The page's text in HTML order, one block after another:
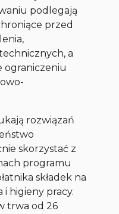
podlegają
przed
a
ograniczeniu
rozwiązań
skorzystać z
programu
składek na
i higieny pracy.
trwa od 26